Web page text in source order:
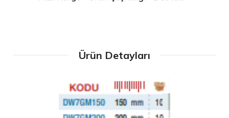
Ürün Detayları